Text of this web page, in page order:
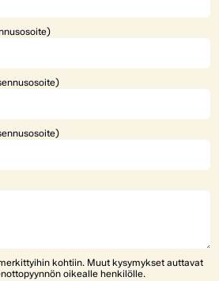
kohtiin. Muut kysymykset auttavat
oikealle henkilölle.